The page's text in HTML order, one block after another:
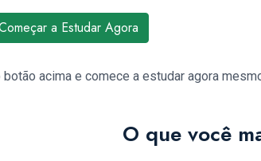
a Estudar Agora
botão acima e comece a estudar agora
O que você